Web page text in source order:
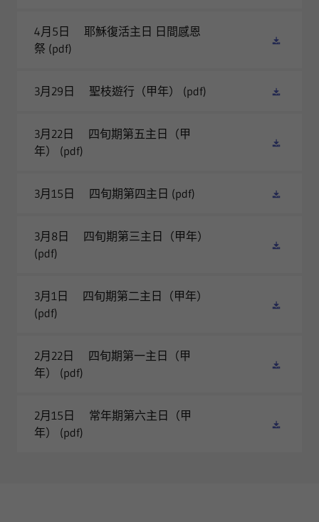
4月5日 耶穌復活主日 日間感恩
祭 (pdf)
3月29日 聖枝遊行（甲年） (pdf)
3月22日 四旬期第五主日（甲
年）
(pdf)
3月15日 四旬期第四主日 (pdf)
3月8日 四旬期第三主日（甲年）
(pdf)
3月1日 四旬期第二主日（甲年）
(pdf)
2月22日 四旬期第一主日（甲
年）
(pdf)
2月15日 常年期第六主日（甲
年）
(pdf)